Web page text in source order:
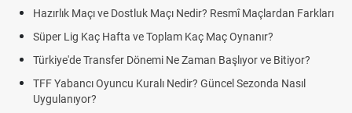
Hazırlık Maçı ve Dostluk Maçı Nedir? Resmî Maçlardan Farkları
Süper Lig Kaç Hafta ve Toplam Kaç Maç Oynanır?
Türkiye'de Transfer Dönemi Ne Zaman Başlıyor ve Bitiyor?
TFF Yabancı Oyuncu Kuralı Nedir? Güncel Sezonda Nasıl
Uygulanıyor?